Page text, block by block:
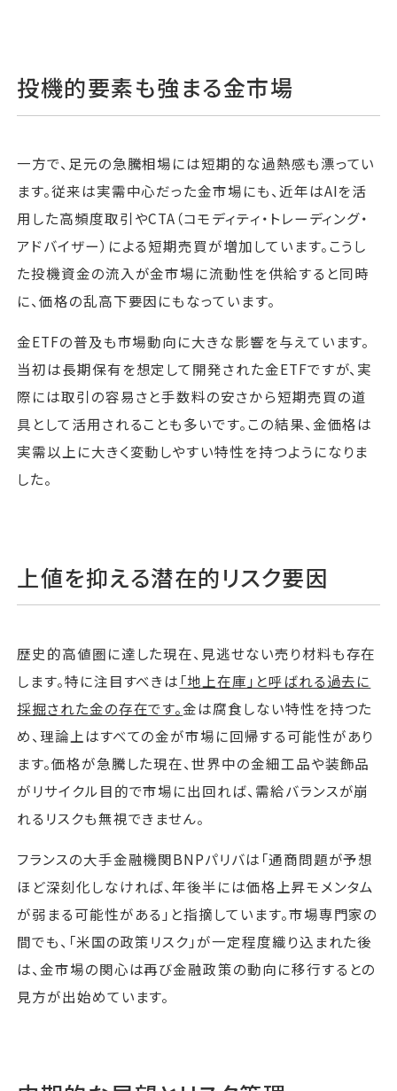
投機的要素も強まる金市場
一方で、足元の急騰相場には短期的な過熱感も漂ってい
ます。従来は実需中心だった金市場にも、近年はAIを活
用した高頻度取引やCTA（コモディティ・トレーディング・
アドバイザー）による短期売買が増加しています。こうし
た投機資金の流入が金市場に流動性を供給すると同時
に、価格の乱高下要因にもなっています。
金ETFの普及も市場動向に大きな影響を与えています。
当初は長期保有を想定して開発された金ETFですが、実
際には取引の容易さと手数料の安さから短期売買の道
具として活用されることも多いです。この結果、金価格は
実需以上に大きく変動しやすい特性を持つようになりま
した。
上値を抑える潜在的リスク要因
歴史的高値圏に達した現在、見逃せない売り材料も存在
します。特に注目すべきは 「地上在庫」と呼ばれる過去に
採掘された金の存在です。金は腐食しない特性を持つた
め、理論上はすべての金が市場に回帰する可能性があり
ます。価格が急騰した現在、世界中の金細工品や装飾品
がリサイクル目的で市場に出回れば、需給バランスが崩
れるリスクも無視できません。
フランスの大手金融機関BNPパリバは「通商問題が予想
ほど深刻化しなければ、年後半には価格上昇モメンタム
が弱まる可能性がある」と指摘しています。市場専門家の
間でも、「米国の政策リスク」が一定程度織り込まれた後
は、金市場の関心は再び金融政策の動向に移行するとの
見方が出始めています。